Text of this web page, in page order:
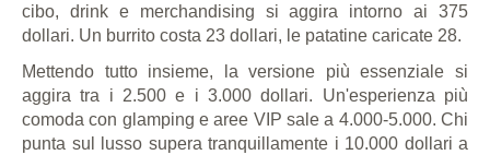
cibo, drink e merchandising si aggira intorno ai 375
dollari. Un burrito costa 23 dollari, le patatine caricate 28.
Mettendo tutto insieme, la versione più essenziale si
aggira tra i 2.500 e i 3.000 dollari. Un'esperienza più
comoda con glamping e aree VIP sale a 4.000-5.000. Chi
punta sul lusso supera tranquillamente i 10.000 dollari a